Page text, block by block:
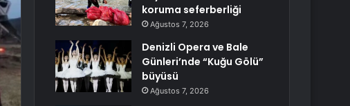
koruma seferberliği
Ağustos 7, 2026
Denizli Opera ve Bale
Günleri’nde “Kuğu Gölü”
büyüsü
Ağustos 7, 2026